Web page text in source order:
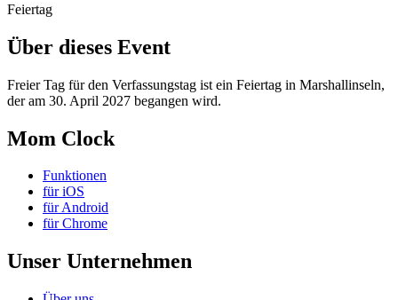
Feiertag
Über dieses Event
Freier Tag für den Verfassungstag ist ein Feiertag in Marshallinseln,
der am 30. April 2027 begangen wird.
Mom Clock
Funktionen
für iOS
für Android
für Chrome
Unser Unternehmen